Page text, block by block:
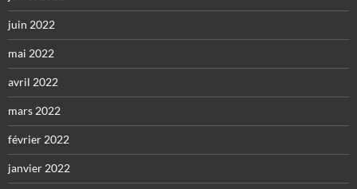
juin 2022
mai 2022
avril 2022
mars 2022
février 2022
janvier 2022